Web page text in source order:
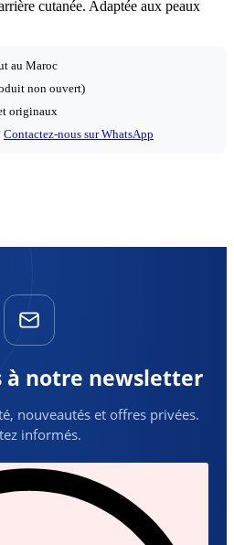
cutanée. Adaptée aux peaux
au Maroc
non ouvert)
originaux
Contactez-nous sur WhatsApp
à notre newsletter
nouveautés et offres privées.
informés.